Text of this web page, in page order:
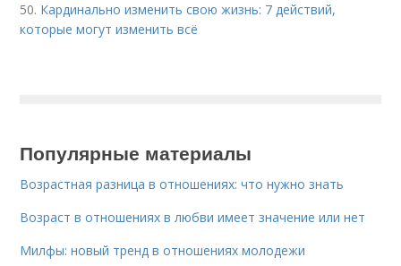
50. Кардинально изменить свою жизнь: 7 действий,
которые могут изменить всё
Популярные материалы
Возрастная разница в отношениях: что нужно знать
Возраст в отношениях в любви имеет значение или нет
Милфы: новый тренд в отношениях молодежи